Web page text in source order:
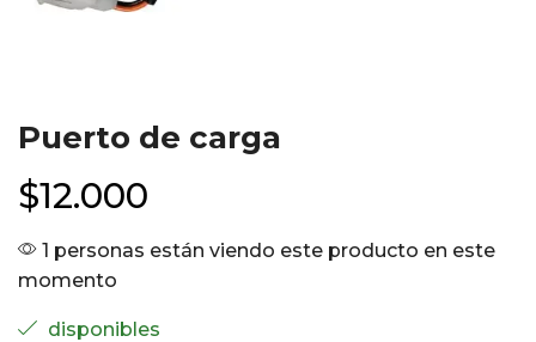
Puerto de carga
$12.000
1 personas están viendo este producto en este
momento
disponibles